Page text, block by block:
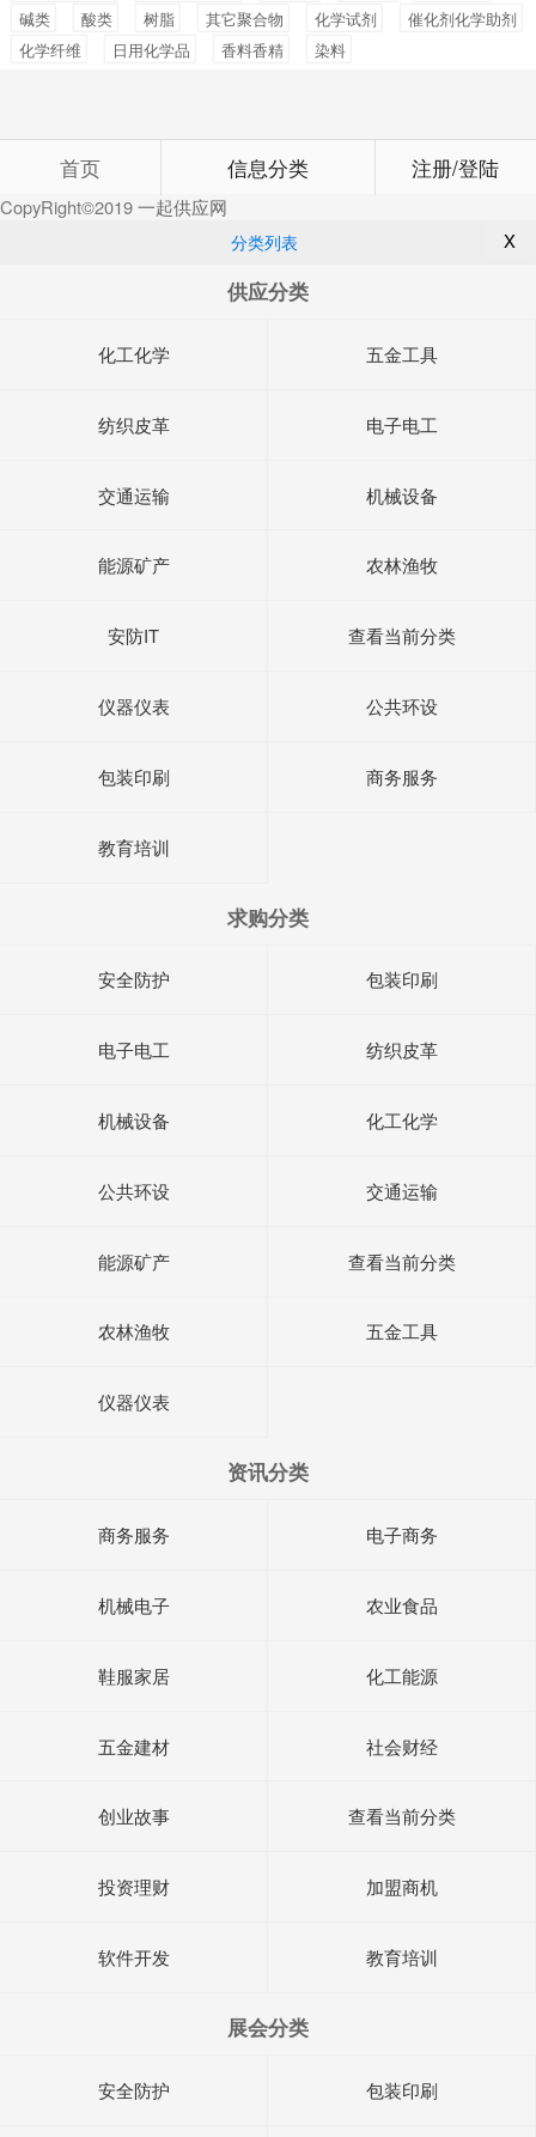
碱类
酸类 树脂 其它聚合物 化学试剂
催化剂化学助剂
化学纤维
日用化学品 香料香精 染料
首页 信息分类 注册/登陆
CopyRight©2019一起供应网
分类列表 X
供应分类
化工化学 五金工具
纺织皮革 电子电工
交通运输 机械设备
能源矿产 农林渔牧
安防IT 查看当前分类
仪器仪表 公共环设
包装印刷 商务服务
教育培训
求购分类
安全防护 包装印刷
电子电工 纺织皮革
机械设备 化工化学
公共环设 交通运输
能源矿产 查看当前分类
农林渔牧 五金工具
仪器仪表
资讯分类
商务服务 电子商务
机械电子 农业食品
鞋服家居 化工能源
五金建材 社会财经
创业故事 查看当前分类
投资理财 加盟商机
软件开发 教育培训
展会分类
安全防护 包装印刷